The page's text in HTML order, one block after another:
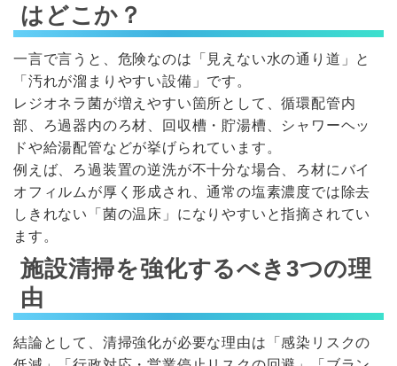
はどこか？
一言で言うと、危険なのは「見えない水の通り道」と
「汚れが溜まりやすい設備」です。
レジオネラ菌が増えやすい箇所として、循環配管内
部、ろ過器内のろ材、回収槽・貯湯槽、シャワーヘッ
ドや給湯配管などが挙げられています。
例えば、ろ過装置の逆洗が不十分な場合、ろ材にバイ
オフィルムが厚く形成され、通常の塩素濃度では除去
しきれない「菌の温床」になりやすいと指摘されてい
ます。
施設清掃を強化するべき3つの理
由
結論として、清掃強化が必要な理由は「感染リスクの